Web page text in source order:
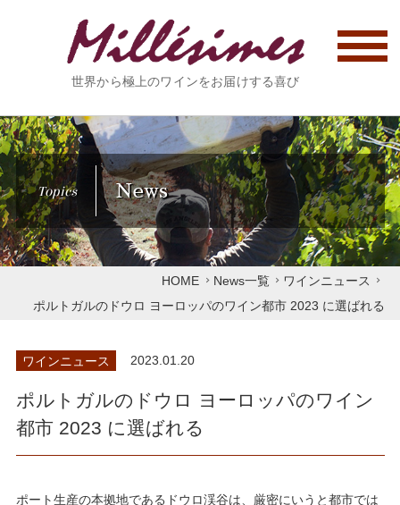
世界から極上のワインをお届けする喜び
Topics News
HOME News一覧
ワインニュース
ポルトガルのドウロ ヨーロッパのワイン都市 2023 に選ばれる
ワインニュース 2023.01.20
ポルトガルのドウロ ヨーロッパのワイン
都市 2023 に選ばれる
ポート生産の本拠地であるドウロ渓谷は、厳密にいうと都市では